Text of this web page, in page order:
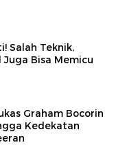
Salah Teknik,
Juga Bisa Memicu
Graham Bocorin
Kedekatan